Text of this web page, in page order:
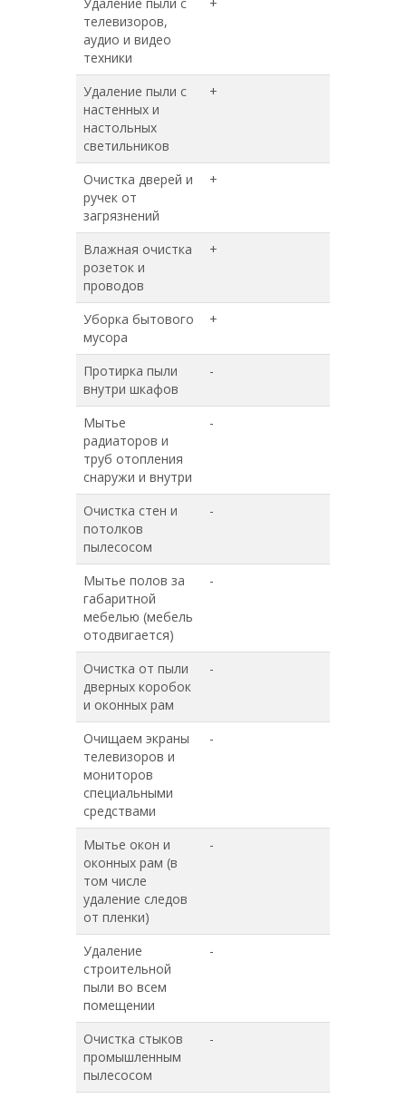
телевизоров,
аудио и видео
техники
Удаление пыли с
настенных и
настольных
светильников
+
Очистка дверей и
ручек от
загрязнений
+
Влажная очистка
розеток и
проводов
+
Уборка бытового
мусора
+
Протирка пыли
внутри шкафов
-
Мытье
радиаторов и
труб отопления
снаружи и внутри
-
Очистка стен и
потолков
пылесосом
-
Мытье полов за
габаритной
мебелью (мебель
отодвигается)
-
Очистка от пыли
дверных коробок
и оконных рам
-
Очищаем экраны
телевизоров и
мониторов
специальными
средствами
-
Мытье окон и
оконных рам (в
том числе
удаление следов
от пленки)
-
Удаление
строительной
пыли во всем
помещении
-
Очистка стыков
промышленным
пылесосом
-